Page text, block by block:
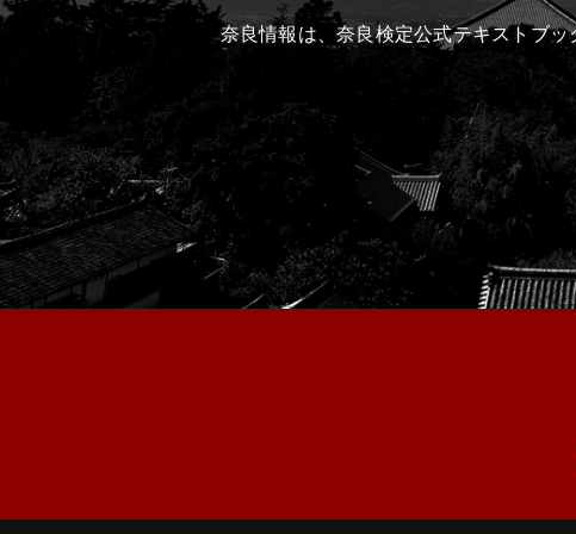
奈良情報は、奈良検定公式テキストブ